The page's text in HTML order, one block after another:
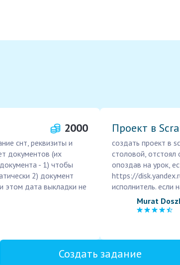
2000
снт, реквизиты и
документов (их
- 1) чтобы
2) документ
этом дата выкладки не
Проект в
создать проект в
столовой, отстоял
опоздав на урок,
https://
исполнитель. если
Murat
Создать задание